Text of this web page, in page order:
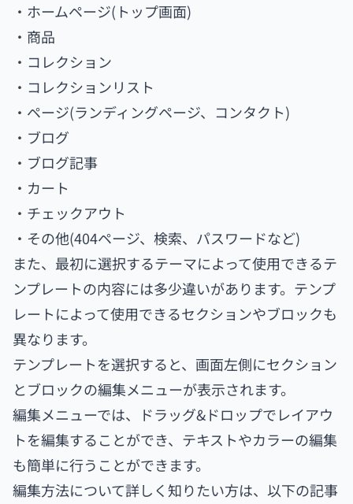
・ホームページ(トップ画面)
・商品
・コレクション
・コレクションリスト
・ページ(ランディングページ、コンタクト)
・ブログ
・ブログ記事
・カート
・チェックアウト
・その他(404ページ、検索、パスワードなど)
また、最初に選択するテーマによって使用できるテ
ンプレートの内容には多少違いがあります。テンプ
レートによって使用できるセクションやブロックも
異なります。
テンプレートを選択すると、画面左側にセクション
とブロックの編集メニューが表示されます。
編集メニューでは、ドラッグ&ドロップでレイアウ
トを編集することができ、テキストやカラーの編集
も簡単に行うことができます。
編集方法について詳しく知りたい方は、以下の記事